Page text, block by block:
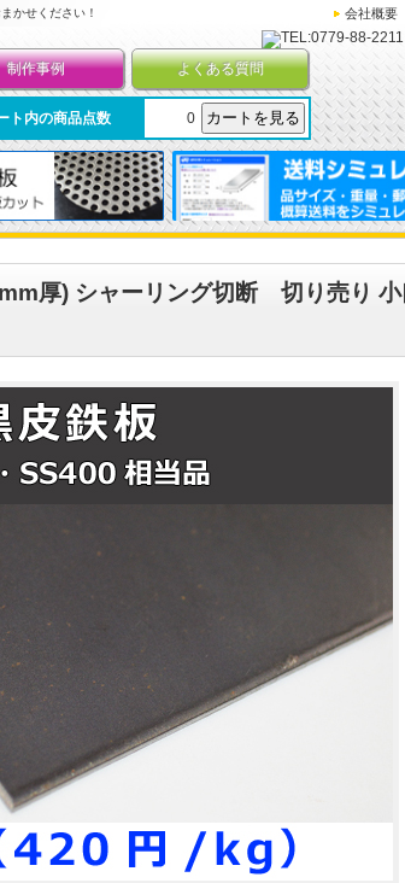
かせください！ 会社概要
制作事例 よくある質問
ト内の商品点数 0
厚) シャーリング切断 切り売り 小